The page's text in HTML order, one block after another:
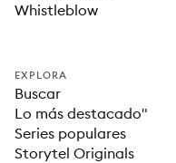
Whistleblow
EXPLORA
Buscar
Lo más destacado"
Series populares
Storytel Originals